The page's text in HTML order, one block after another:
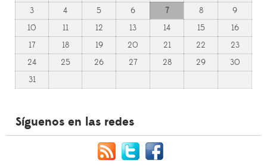
3
4 5 6 7 8
9
10
11 12 13 14 15
16
17
18 19 20 21 22
23
24
25 26 27 28 29
30
31
Síguenos en las redes